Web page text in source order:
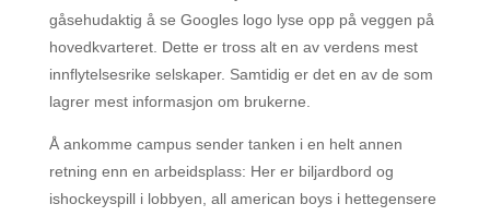
gåsehudaktig å se Googles logo lyse opp på veggen på
hovedkvarteret. Dette er tross alt en av verdens mest
innflytelsesrike selskaper. Samtidig er det en av de som
lagrer mest informasjon om brukerne.
Å ankomme campus sender tanken i en helt annen
retning enn en arbeidsplass: Her er biljardbord og
ishockeyspill i lobbyen, all american boys i hettegensere